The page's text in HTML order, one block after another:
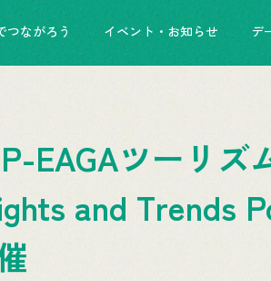
つながろう イベント・お知らせ デ
EAGAツーリズ
and Trends